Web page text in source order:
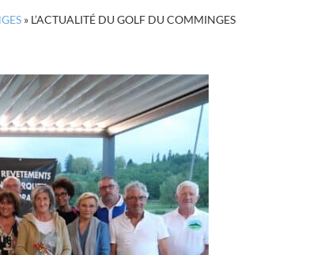
» L’ACTUALITÉ DU GOLF DU COMMINGES